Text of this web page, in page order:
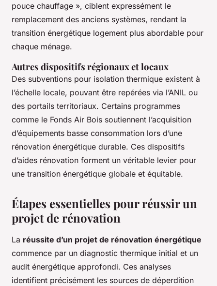
pouce chauffage », ciblent expressément le
remplacement des anciens systèmes, rendant la
transition énergétique logement plus abordable pour
chaque ménage.
Autres dispositifs régionaux et locaux
Des subventions pour isolation thermique existent à
l’échelle locale, pouvant être repérées via l’ANIL ou
des portails territoriaux. Certains programmes
comme le Fonds Air Bois soutiennent l’acquisition
d’équipements basse consommation lors d’une
rénovation énergétique durable. Ces dispositifs
d’aides rénovation forment un véritable levier pour
une transition énergétique globale et équitable.
Étapes essentielles pour réussir un
projet de rénovation
La réussite d’un projet de rénovation énergétique
commence par un diagnostic thermique initial et un
audit énergétique approfondi. Ces analyses
identifient précisément les sources de déperdition